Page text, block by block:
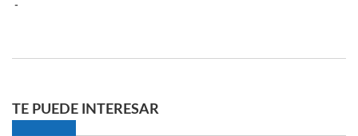
-
TE PUEDE INTERESAR